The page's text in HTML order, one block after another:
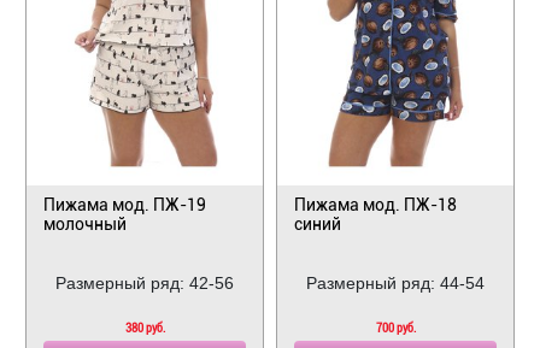
Пижама мод. ПЖ-19
молочный
Размерный ряд: 42-56
380 руб.
Пижама мод. ПЖ-18
синий
Размерный ряд: 44-54
700 руб.